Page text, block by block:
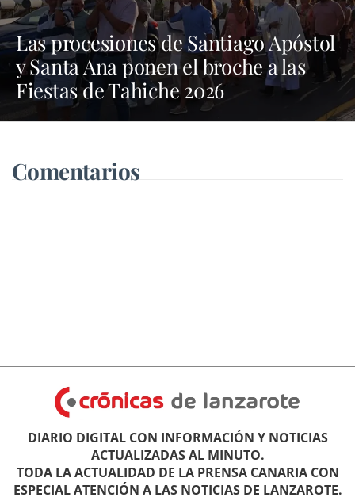
Las procesiones de Santiago Apóstol
y Santa Ana ponen el broche a las
Fiestas de Tahiche 2026
Comentarios
DIARIO DIGITAL CON INFORMACIÓN Y NOTICIAS
ACTUALIZADAS AL MINUTO.
TODA LA ACTUALIDAD DE LA PRENSA CANARIA CON
ESPECIAL ATENCIÓN A LAS NOTICIAS DE LANZAROTE.